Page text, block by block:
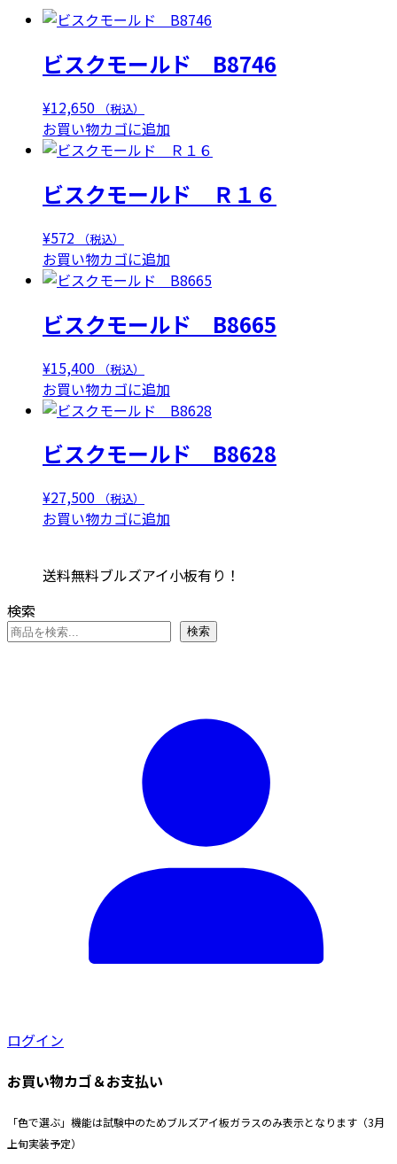
ビスクモールド B8746
¥12,650 （税込）
お買い物カゴに追加
ビスクモールド Ｒ１６
¥572 （税込）
お買い物カゴに追加
ビスクモールド B8665
¥15,400 （税込）
お買い物カゴに追加
ビスクモールド B8628
¥27,500 （税込）
お買い物カゴに追加
送料無料ブルズアイ小板有り！
検索
検索
ログイン
お買い物カゴ＆お支払い
「色で選ぶ」機能は試験中のためブルズアイ板ガラスのみ表示となります（3月
上旬実装予定）